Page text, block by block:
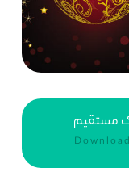
مستقیم